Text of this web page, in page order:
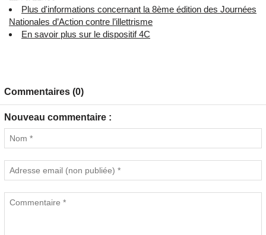
Plus d'informations concernant la 8ème édition des Journées
Nationales d’Action contre l’illettrisme
En savoir plus sur le dispositif 4C
Commentaires (0)
Nouveau commentaire :